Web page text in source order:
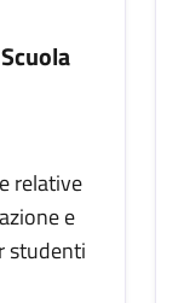
relative
e
studenti